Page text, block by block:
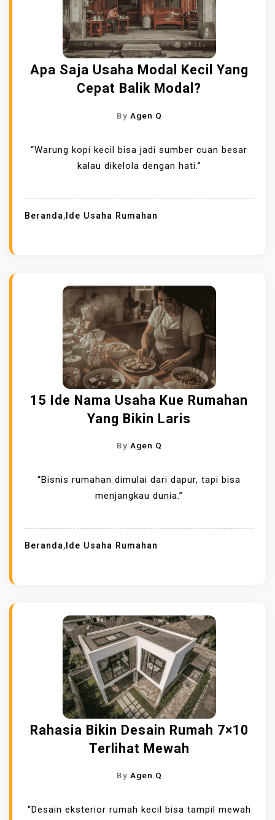
Apa Saja Usaha Modal Kecil Yang
Cepat Balik Modal?
By Agen Q
“Warung kopi kecil bisa jadi sumber cuan besar
kalau dikelola dengan hati.”
Beranda, Ide Usaha Rumahan
15 Ide Nama Usaha Kue Rumahan
Yang Bikin Laris
By Agen Q
“Bisnis rumahan dimulai dari dapur, tapi bisa
menjangkau dunia.”
Beranda, Ide Usaha Rumahan
Rahasia Bikin Desain Rumah 7×10
Terlihat Mewah
By Agen Q
“Desain eksterior rumah kecil bisa tampil mewah